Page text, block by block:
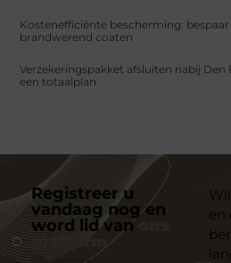
Kostenefficiënte bescherming:
brandwerend coaten
Verzekeringspakket afsluiten nabij Den
een totaalplan
Registreer u
vandaag nog en
word lid van
platform
en